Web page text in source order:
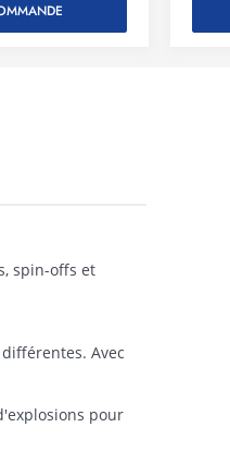
spin-offs et
Avec
pour